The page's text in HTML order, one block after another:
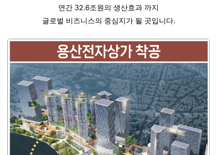
연간 32.6조원의 생산효과 까지
글로벌 비즈니스의 중심지가 될 곳입니다.